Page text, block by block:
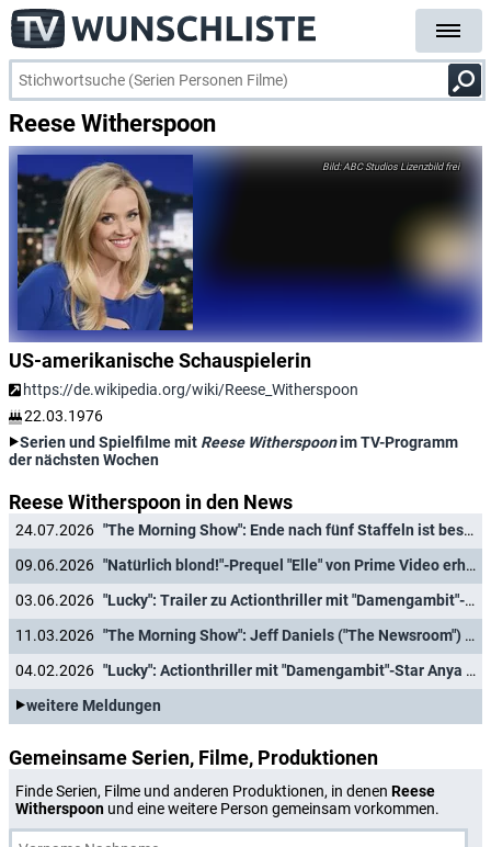
Reese Witherspoon
ABC Studios Lizenzbild frei
US-amerikanische Schauspielerin
https://de.wikipedia.org/wiki/Reese_Witherspoon
22.03.1976
Serien und Spielfilme mit Reese Witherspoonim TV-Programm
der nächsten Wochen
Reese Witherspoon in den News
24.07.2026
"The Morning Show": Ende nach fünf Staffeln ist beschlossene Sache
09.06.2026
"Natürlich blond!"-Prequel "Elle" von Prime Video erhält offiziellen Trailer
03.06.2026
"Lucky": Trailer zu Actionthriller mit "Damengambit"-Star Anya Taylor-Joy veröffentlicht
11.03.2026
"The Morning Show": Jeff Daniels ("The Newsroom") steigt in Staffel 5 der preisgekrönten Dramedy ein
04.02.2026
"Lucky": Actionthriller mit "Damengambit"-Star Anya Taylor-Joy findet Starttermin
weitere Meldungen
Gemeinsame Serien, Filme, Produktionen
Finde Serien, Filme und anderen Produktionen, in denen Reese
Witherspoon und eine weitere Person gemeinsam vorkommen.